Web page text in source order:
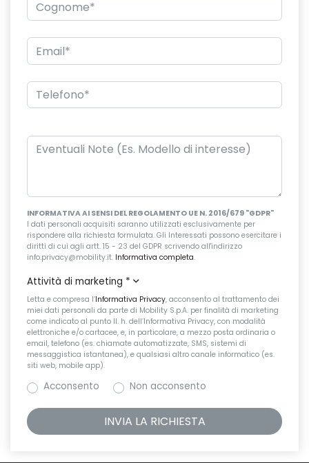
INFORMATIVA AI SENSI DEL REGOLAMENTO UE N. 2016/679 "GDPR"
I dati personali acquisiti saranno utilizzati esclusivamente per
rispondere alla richiesta formulata. Gli Interessati possono esercitare i
diritti di cui agli artt. 15 - 23 del GDPR scrivendo all'indirizzo
info.privacy@mobility.it. Informativa completa.
Attività di marketing *
Letta e compresa l’Informativa Privacy, acconsento al trattamento dei
miei dati personali da parte di Mobility S.p.A. per finalità di marketing
come indicato al punto II. h. dell’Informativa Privacy, con modalità
elettroniche e/o cartacee, e, in particolare, a mezzo posta ordinaria o
email, telefono (es. chiamate automatizzate, SMS, sistemi di
messaggistica istantanea), e qualsiasi altro canale informatico (es.
siti web, mobile app).
Acconsento Non acconsento